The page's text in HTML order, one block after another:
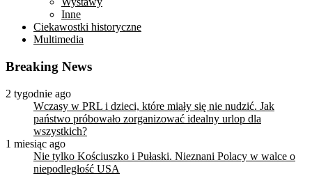
Inne
Ciekawostki historyczne
Multimedia
Breaking News
2 tygodnie ago
Wczasy w PRL i dzieci, które miały się nie nudzić. Jak
państwo próbowało zorganizować idealny urlop dla
wszystkich?
1 miesiąc ago
Nie tylko Kościuszko i Pułaski. Nieznani Polacy w walce o
niepodległość USA